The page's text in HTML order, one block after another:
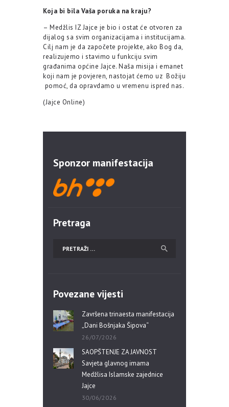
Koja bi bila Vaša poruka na kraju?
– Medžlis IZ Jajce je bio i ostat će otvoren za
dijalog sa svim organizacijama i institucijama.
Cilj nam je da započete projekte, ako Bog da,
realizujemo i stavimo u funkciju svim
građanima općine Jajce. Naša misija i emanet
koji nam je povjeren, nastojat ćemo uz Božiju
pomoć, da opravdamo u vremenu ispred nas.
(Jajce Online)
Sponzor manifestacija
Pretraga
Povezane vijesti
Završena trinaesta manifestacija
„Dani Bošnjaka Šipova“
26/07/2026
SAOPŠTENJE ZA JAVNOST
Savjeta glavnog imama
Medžlisa Islamske zajednice
Jajce
30/06/2026